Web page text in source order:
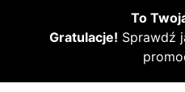
To
Gratulacje! Sprawdź